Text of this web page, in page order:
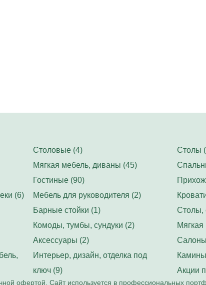
Столовые (4)
Столы
Мягкая мебель, диваны (45)
Гостиные (90)
(6)
Мебель для руководителя (2)
Барные стойки (1)
Столы,
Комоды, тумбы, сундуки (2)
Мягкая
Аксессуары (2)
Интерьер, дизайн, отделка под
ключ (9)
Акции
офертой. Сайт используется в профессиональных